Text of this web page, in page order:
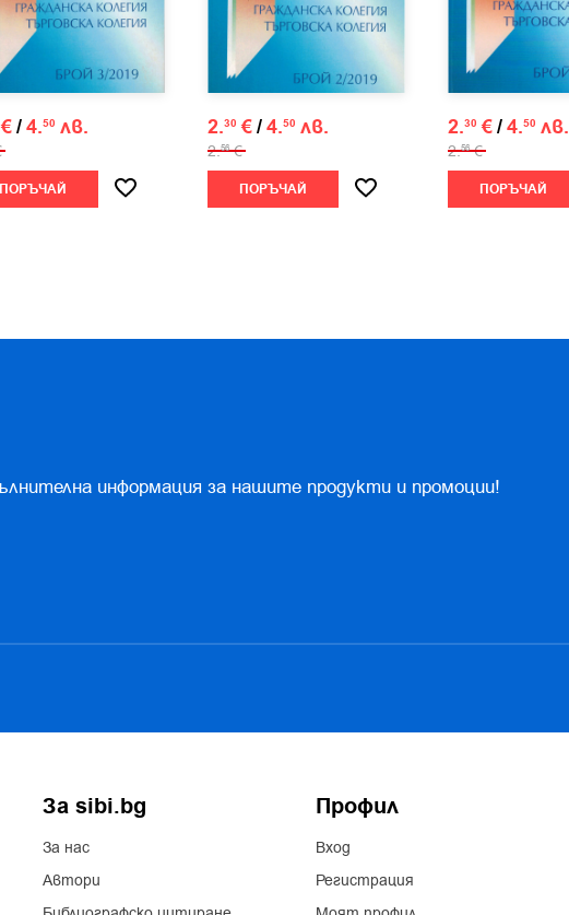
€/4.50 лв.
ПОРЪЧАЙ
2.30 €/4.50 лв.
2.56 €
ПОРЪЧАЙ
2.30 €/4.50 лв.
2.56 €
ПОРЪЧАЙ
информация за нашите продукти и промоции!
За sibi.bg
За нас
Автори
Профил
Вход
Регистрация